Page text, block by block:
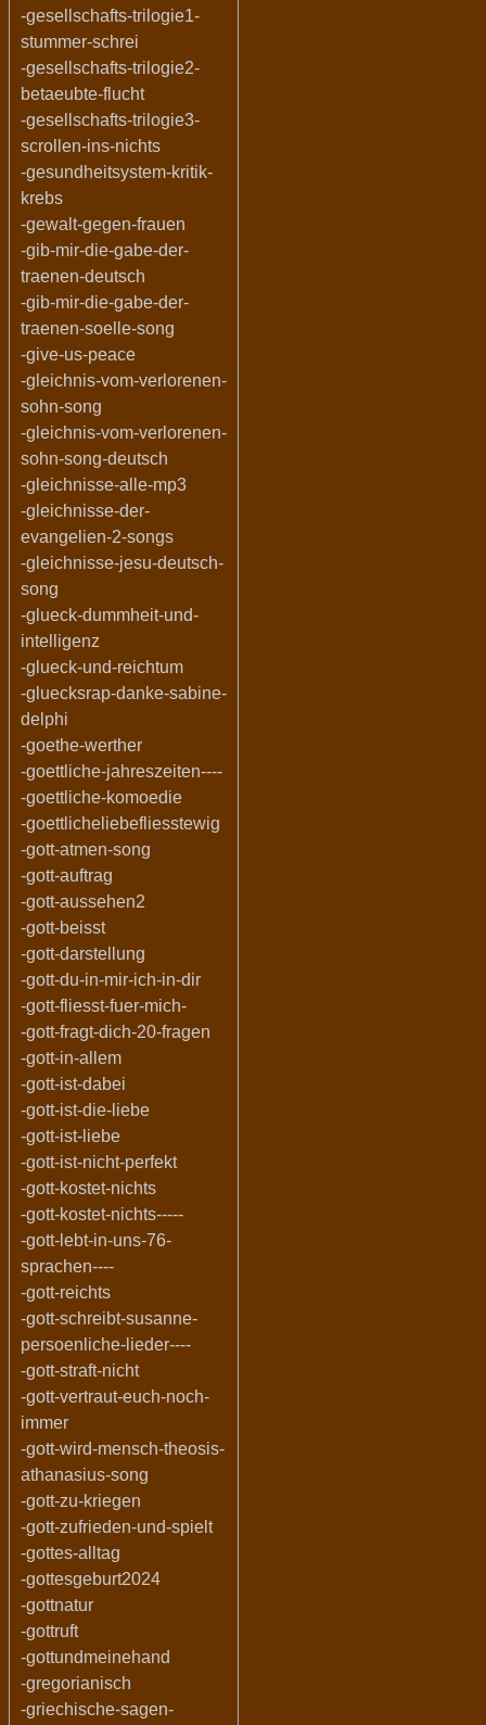
-gesellschafts-trilogie1-
stummer-schrei
-gesellschafts-trilogie2-
betaeubte-flucht
-gesellschafts-trilogie3-
scrollen-ins-nichts
-gesundheitsystem-kritik-
krebs
-gewalt-gegen-frauen
-gib-mir-die-gabe-der-
traenen-deutsch
-gib-mir-die-gabe-der-
traenen-soelle-song
-give-us-peace
-gleichnis-vom-verlorenen-
sohn-song
-gleichnis-vom-verlorenen-
sohn-song-deutsch
-gleichnisse-alle-mp3
-gleichnisse-der-
evangelien-2-songs
-gleichnisse-jesu-deutsch-
song
-glueck-dummheit-und-
intelligenz
-glueck-und-reichtum
-gluecksrap-danke-sabine-
delphi
-goethe-werther
-goettliche-jahreszeiten----
-goettliche-komoedie
-goettlicheliebefliesstewig
-gott-atmen-song
-gott-auftrag
-gott-aussehen2
-gott-beisst
-gott-darstellung
-gott-du-in-mir-ich-in-dir
-gott-fliesst-fuer-mich-
-gott-fragt-dich-20-fragen
-gott-in-allem
-gott-ist-dabei
-gott-ist-die-liebe
-gott-ist-liebe
-gott-ist-nicht-perfekt
-gott-kostet-nichts
-gott-kostet-nichts-----
-gott-lebt-in-uns-76-
sprachen----
-gott-reichts
-gott-schreibt-susanne-
persoenliche-lieder----
-gott-straft-nicht
-gott-vertraut-euch-noch-
immer
-gott-wird-mensch-theosis-
athanasius-song
-gott-zu-kriegen
-gott-zufrieden-und-spielt
-gottes-alltag
-gottesgeburt2024
-gottnatur
-gottruft
-gottundmeinehand
-gregorianisch
-griechische-sagen-